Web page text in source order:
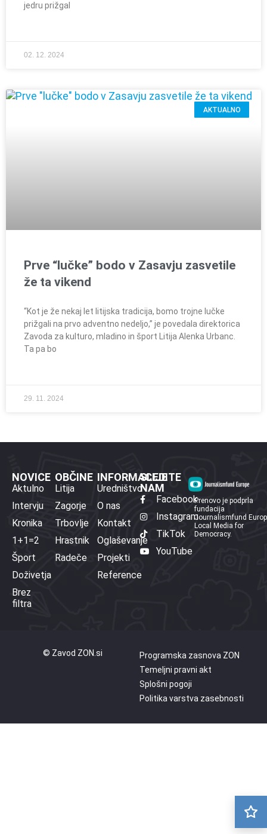
jedru prižgal
02. 12. 2024
AKTUALNO
Prve “lučke” bodo v Zasavju zasvetile
že ta vikend
“Kot je že nekaj let litijska tradicija, bomo trojne lučke
prižgali na prvo adventno nedeljo,” je povedala direktorica
Zavoda za kulturo, mladino in šport Litija Alenka Urbanc.
Ta pa bo
29. 11. 2024
NOVICE
Aktulno
Intervju
Kronika
1+1=2
Šport
Doživetja
Brez
filtra
OBČINE
Litija
Zagorje
Trbovlje
Hrastnik
Radeče
INFORMACIJE
Uredništvo
O nas
Kontakt
Oglaševanje
Projekti
Reference
SLEDITE
NAM
Facebook
Instagram
TikTok
YouTube
Prenovo je podprla
fundacija
Journalismfund
Local Media for
Democracy.
© Zavod ZON.si
Programska zasnova ZON
Temeljni pravni akt
Splošni pogoji
Politika varstva zasebnosti